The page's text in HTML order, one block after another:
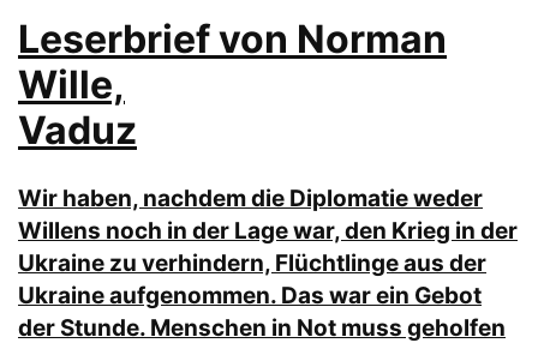
Leserbrief von Norman
Wille,
Vaduz
Wir haben, nachdem die Diplomatie weder
Willens noch in der Lage war, den Krieg in der
Ukraine zu verhindern, Flüchtlinge aus der
Ukraine aufgenommen. Das war ein Gebot
der Stunde. Menschen in Not muss geholfen